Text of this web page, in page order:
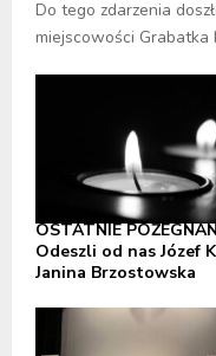
Do tego zdarzenia
miejscowości Grabatka
OSTATNIE
Odeszli od nas Józef
Janina Brzostowska